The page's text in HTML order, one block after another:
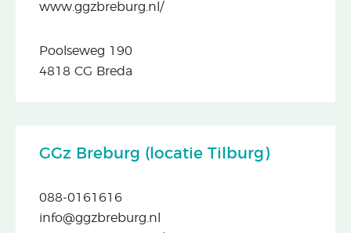
www.ggzbreburg.nl/
Poolseweg 190
4818 CG Breda
GGz Breburg (locatie Tilburg)
088-0161616
info@ggzbreburg.nl